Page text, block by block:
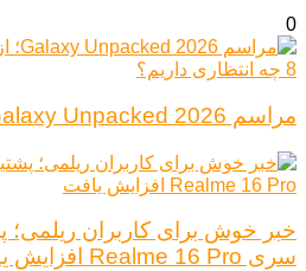
0
مراسم Galaxy Unpacked 2026
خبر خوش برای کاربران ریلمی؛
سری Realme 16 Pro افزایش یافت